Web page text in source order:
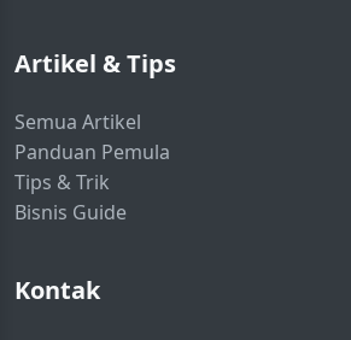
Artikel & Tips
Semua Artikel
Panduan Pemula
Tips & Trik
Bisnis Guide
Kontak